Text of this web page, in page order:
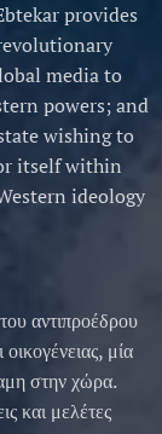
provides
media to
powers; and
wishing to
itself within
ideology
αντιπροέδρου
μία
στην χώρα.
και μελέτες